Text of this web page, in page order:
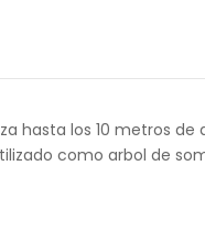
hasta los 10 metros
como arbol de